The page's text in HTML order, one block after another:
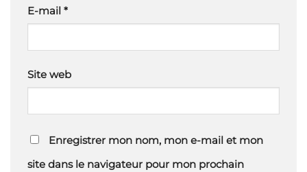
E-mail *
Site web
Enregistrer mon nom, mon e-mail et mon
site dans le navigateur pour mon prochain